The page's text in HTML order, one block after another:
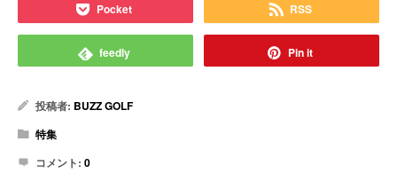
Pocket RSS
feedly Pin it
投稿者: BUZZ GOLF
特集
コメント: 0